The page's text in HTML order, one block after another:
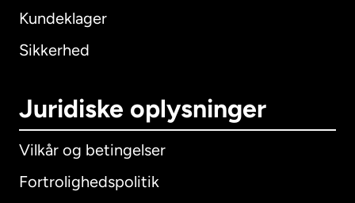
Kundeklager
Sikkerhed
Juridiske oplysninger
Vilkår og betingelser
Fortrolighedspolitik